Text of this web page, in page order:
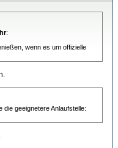
:
wenn es um offizielle
geeignetere Anlaufstelle: